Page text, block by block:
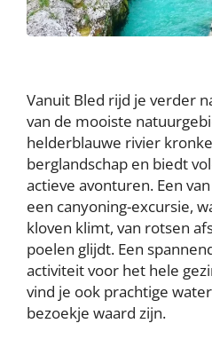
Vanuit Bled rijd je verder
van de mooiste
helderblauwe rivier
berglandschap en biedt
actieve avonturen. Een
een canyoning-excursie,
kloven klimt, van rotsen
poelen glijdt. Een
activiteit voor het hele
vind je ook prachtige
bezoekje waard zijn.